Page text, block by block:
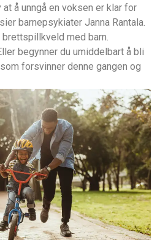
å unngå en voksen er klar for
barnepsykiater Janna Rantala.
med barn.
begynner du umiddelbart å bli
forsvinner denne gangen og